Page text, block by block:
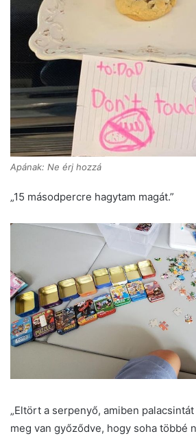
Apának: Ne érj hozzá
„15 másodpercre hagytam magát.”
„Eltört a serpenyő, amiben
meg van győződve, hogy soha többé